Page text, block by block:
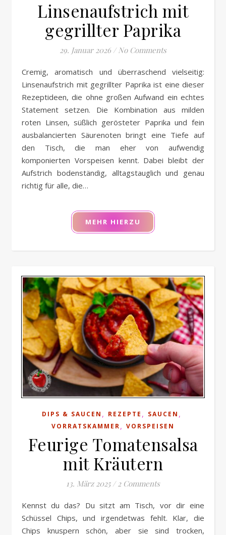
Linsenaufstrich mit
gegrillter Paprika
29. Januar 2026 / No Comments
Cremig, aromatisch und überraschend vielseitig:
Linsenaufstrich mit gegrillter Paprika ist eine dieser
Rezeptideen, die ohne großen Aufwand ein echtes
Statement setzen. Die Kombination aus milden
roten Linsen, süßlich gerösteter Paprika und fein
ausbalancierten Säurenoten bringt eine Tiefe auf
den Tisch, die man eher von aufwendig
komponierten Vorspeisen kennt. Dabei bleibt der
Aufstrich bodenständig, alltagstauglich und genau
richtig für alle, die…
MEHR HIERZU
DIPS & SAUCEN , REZEPTE , SAUCEN ,
VORRATSKAMMER, VORSPEISEN
Feurige Tomatensalsa
mit Kräutern
13. März 2025 / 2 Comments
Kennst du das? Du sitzt am Tisch, vor dir eine
Schüssel Chips, und irgendetwas fehlt. Klar, die
Chips knuspern schön, aber sie sind trocken,